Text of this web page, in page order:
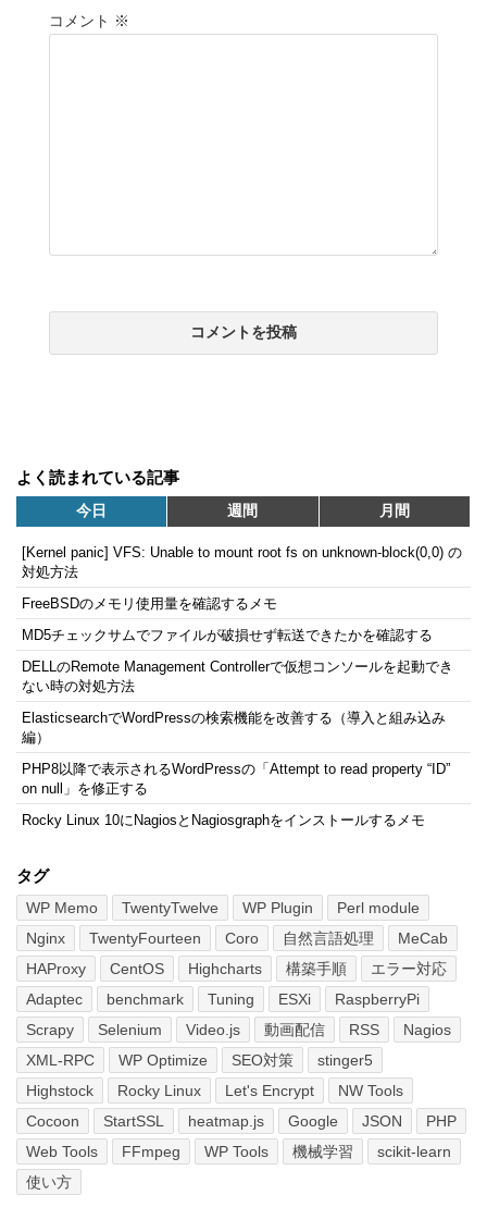
コメント ※
よく読まれている記事
今日 週間 月間
[Kernel panic] VFS: Unable to mount root fs on unknown-block(0,0) の
対処方法
FreeBSDのメモリ使用量を確認するメモ
MD5チェックサムでファイルが破損せず転送できたかを確認する
DELLのRemote Management Controllerで仮想コンソールを起動でき
ない時の対処方法
ElasticsearchでWordPressの検索機能を改善する（導入と組み込み
編）
PHP8以降で表示されるWordPressの「Attempt to read property “ID”
on null」を修正する
Rocky Linux 10にNagiosとNagiosgraphをインストールするメモ
タグ
WP Memo TwentyTwelve WP Plugin
Perl module
Nginx
TwentyFourteen Coro 自然言語処理
MeCab
HAProxy
CentOS Highcharts 構築手順
エラー対応
Adaptec
benchmark Tuning ESXi
RaspberryPi
Scrapy
Selenium Video.js 動画配信 RSS
Nagios
XML-RPC
WP Optimize SEO対策
stinger5
Highstock
Rocky Linux Let's Encrypt
NW Tools
Cocoon
StartSSL heatmap.js Google JSON
PHP
Web Tools
FFmpeg WP Tools 機械学習
scikit-learn
使い方